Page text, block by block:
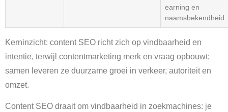
earning en
naamsbekendheid.
Kerninzicht: content SEO richt zich op vindbaarheid en
intentie, terwijl contentmarketing merk en vraag opbouwt;
samen leveren ze duurzame groei in verkeer, autoriteit en
omzet.
Content SEO draait om vindbaarheid in zoekmachines: je